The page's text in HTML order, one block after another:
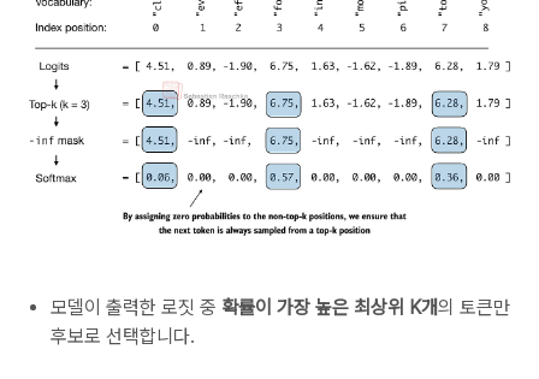
모델이 출력한 로짓 중 확률이 가장 높은 최상위 K개의 토큰만
후보로 선택합니다.